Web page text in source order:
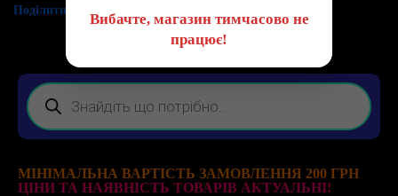
Поділитись:
МІНІМАЛЬНА ВАРТІСТЬ ЗАМОВЛЕННЯ 200 ГРН
ЦІНИ ТА НАЯВНІСТЬ ТОВАРІВ АКТУАЛЬНІ!
Вибачте, магазин тимчасово не
працює!